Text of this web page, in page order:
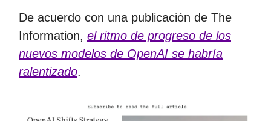
De acuerdo con una publicación de The
Information, el ritmo de progreso de los
nuevos modelos de OpenAI se habría
ralentizado.